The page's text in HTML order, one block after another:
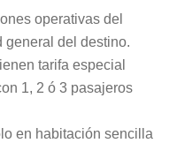
operativas del
general del destino.
tarifa especial
1, 2 ó 3 pasajeros
en habitación sencilla